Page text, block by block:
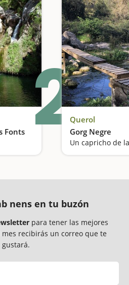
Fonts
Una de las piscinas naturales más conocidas
2Querol
Gorg Negre
nens en tu buzón
para tener las mejores
mes recibirás un correo que te
gustará.